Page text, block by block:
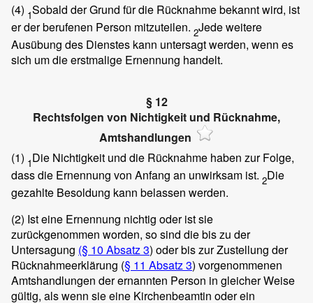
(4) 1Sobald der Grund für die Rücknahme bekannt wird, ist
er der berufenen Person mitzuteilen. 2Jede weitere
Ausübung des Dienstes kann untersagt werden, wenn es
sich um die erstmalige Ernennung handelt.
§ 12
Rechtsfolgen von Nichtigkeit und Rücknahme,
Amtshandlungen
(1) 1Die Nichtigkeit und die Rücknahme haben zur Folge,
dass die Ernennung von Anfang an unwirksam ist. 2Die
gezahlte Besoldung kann belassen werden.
(2) Ist eine Ernennung nichtig oder ist sie
zurückgenommen worden, so sind die bis zu der
Untersagung (§ 10 Absatz 3) oder bis zur Zustellung der
Rücknahmeerklärung (§ 11 Absatz 3) vorgenommenen
Amtshandlungen der ernannten Person in gleicher Weise
gültig, als wenn sie eine Kirchenbeamtin oder ein